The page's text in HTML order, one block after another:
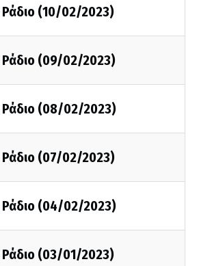
(10/02/2023)
(09/02/2023)
(08/02/2023)
(07/02/2023)
(04/02/2023)
(03/01/2023)